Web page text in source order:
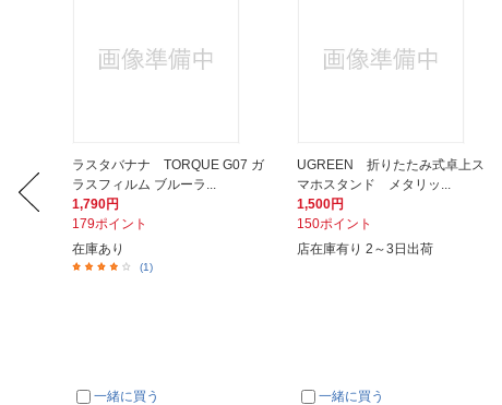
ラスタバナナ TORQUE G07 ガ
ラスフィルム ブルーラ...
1,790円
179ポイント
在庫あり
(1)
一緒に買う
UGREEN 折りたたみ式卓上ス
マホスタンド メタリッ...
1,500円
150ポイント
店在庫有り 2～3日出荷
一緒に買う